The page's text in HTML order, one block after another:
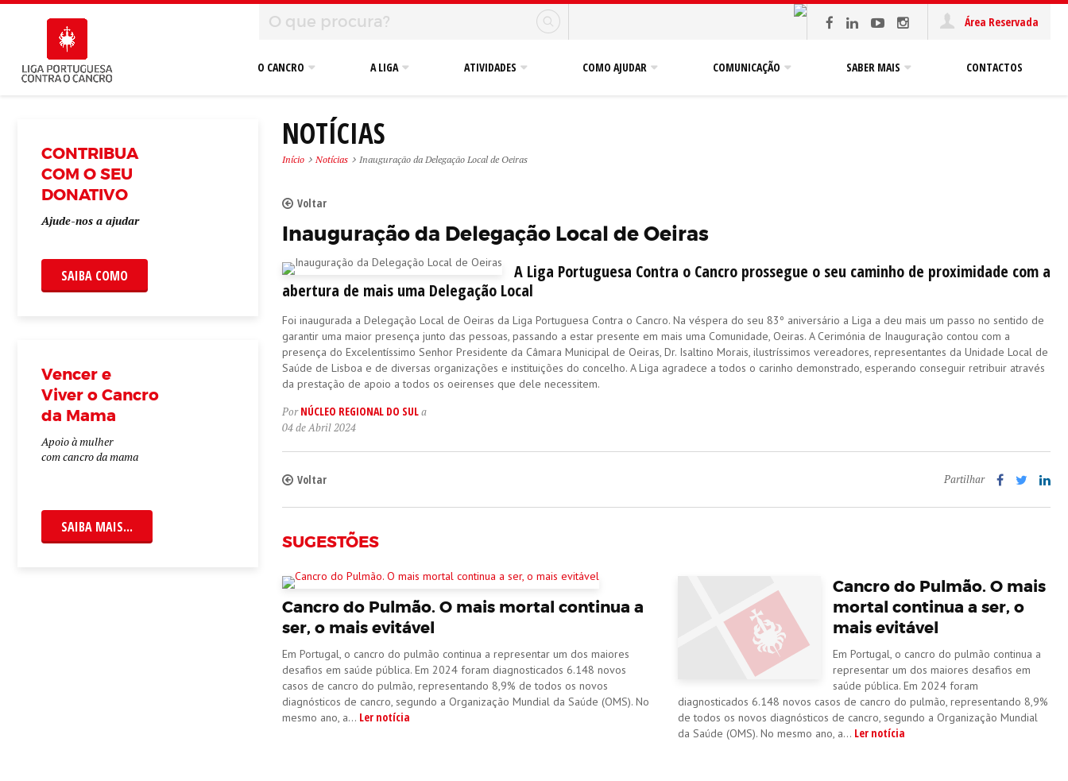
Área Reservada
O CANCRO A LIGA ATIVIDADES COMO AJUDAR COMUNICAÇÃO SABER MAIS CONTACTOS
CONTRIBUA
COM O SEU
DONATIVO
Ajude-nos a ajudar
SAIBA COMO
Vencer e
Viver o Cancro
da Mama
Apoio à mulher
com cancro da mama
SAIBA MAIS...
NOTÍCIAS
Início Notícias Inauguração da Delegação Local de Oeiras
Voltar
Inauguração da Delegação Local de Oeiras
A Liga Portuguesa Contra o Cancro prossegue o seu caminho de proximidade com a
abertura de mais uma Delegação Local
Foi inaugurada a Delegação Local de Oeiras da Liga Portuguesa Contra o Cancro. Na véspera do seu 83º aniversário a Liga a deu mais um passo no sentido de
garantir uma maior presença junto das pessoas, passando a estar presente em mais uma Comunidade, Oeiras. A Cerimónia de Inauguração contou com a
presença do Excelentíssimo Senhor Presidente da Câmara Municipal de Oeiras, Dr. Isaltino Morais, ilustríssimos vereadores, representantes da Unidade Local de
Saúde de Lisboa e de diversas organizações e instituições do concelho. A Liga agradece a todos o carinho demonstrado, esperando conseguir retribuir através
da prestação de apoio a todos os oeirenses que dele necessitem.
PorNÚCLEO REGIONAL DO SULa
04 de Abril 2024
Voltar Partilhar
SUGESTÕES
Cancro do Pulmão. O mais mortal continua a
ser, o mais evitável
Em Portugal, o cancro do pulmão continua a representar um dos maiores
desafios em saúde pública. Em 2024 foram diagnosticados 6.148 novos
casos de cancro do pulmão, representando 8,9% de todos os novos
diagnósticos de cancro, segundo a Organização Mundial da Saúde (OMS). No
mesmo ano, a... Ler notícia
Cancro do Pulmão. O mais
mortal continua a ser, o
mais evitável
Em Portugal, o cancro do pulmão continua a
representar um dos maiores desafios em
saúde pública. Em 2024 foram
diagnosticados 6.148 novos casos de cancro do pulmão, representando 8,9%
de todos os novos diagnósticos de cancro, segundo a Organização Mundial
da Saúde (OMS). No mesmo ano, a... Ler notícia